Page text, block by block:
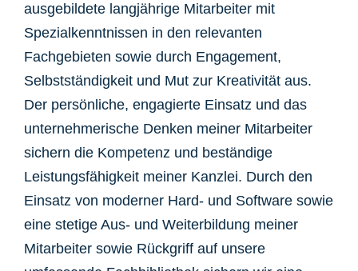
ausgebildete langjährige Mitarbeiter mit
Spezialkenntnissen in den relevanten
Fachgebieten sowie durch Engagement,
Selbstständigkeit und Mut zur Kreativität aus.
Der persönliche, engagierte Einsatz und das
unternehmerische Denken meiner Mitarbeiter
sichern die Kompetenz und beständige
Leistungsfähigkeit meiner Kanzlei. Durch den
Einsatz von moderner Hard- und Software sowie
eine stetige Aus- und Weiterbildung meiner
Mitarbeiter sowie Rückgriff auf unsere